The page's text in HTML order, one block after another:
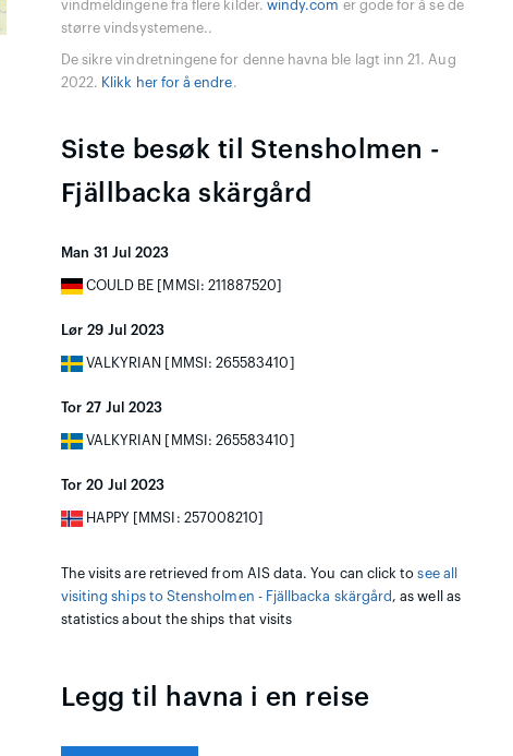
vindmeldingene fra flere kilder. windy.com er gode for å se de
større vindsystemene..
De sikre vindretningene for denne havna ble lagt inn 21. Aug
2022. Klikk her for å endre.
Siste besøk til Stensholmen -
Fjällbacka skärgård
Man 31 Jul 2023
COULD BE [MMSI: 211887520]
Lør 29 Jul 2023
VALKYRIAN [MMSI: 265583410]
Tor 27 Jul 2023
VALKYRIAN [MMSI: 265583410]
Tor 20 Jul 2023
HAPPY [MMSI: 257008210]
The visits are retrieved from AIS data. You can click tosee all
visiting ships to Stensholmen - Fjällbacka skärgård , as well as
statistics about the ships that visits
Legg til havna i en reise